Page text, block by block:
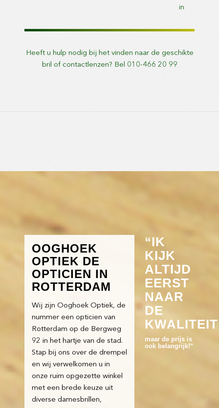
in
Heeft u hulp nodig bij het vinden naar de geschikte
bril of contactlenzen? Bel 010-466 20 99
OOGHOEK
OPTIEK DE
OPTICIEN IN
ROTTERDAM
Wij zijn Ooghoek Optiek, de
nummer een opticien van
Rotterdam op de Bergweg
92 in het hartje van de stad.
Stap bij ons over de drempel
en wij verwelkomen u in
onze ruim opgezette winkel
met een brede keuze uit
diverse damesbrillen,
“IK
KIJK
ALTIJD
EERST
NAAR
DE
KWALITEIT
maar de prijs is
ook belangrijk!“